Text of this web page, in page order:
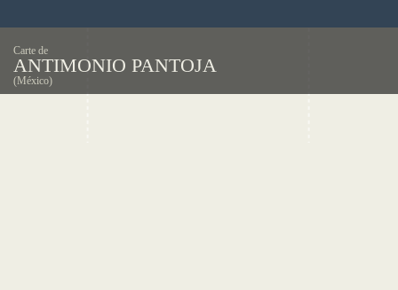
Carte de
ANTIMONIO PANTOJA
(México)